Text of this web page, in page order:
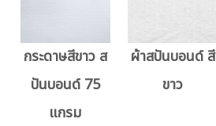
กระดาษสีขาว ส
ปันบอนด์ 75
แกรม
ผ้าสปันบอนด์ สี
ขาว